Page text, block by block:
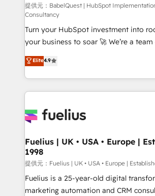
Service Hub, Data Hub and CMS • ISO/
27001:2022, ISO 9001:2015, and ISO
certified - the AI management standard
our AI governance framework, built on
Ready for the next step? Click the 👈 '𝗖𝗼𝗻𝘁𝗮𝗰𝘁
𝗯𝘂𝘀𝗶𝗻𝗲𝘀𝘀' button to get in touch
𝘳𝘦𝘴𝘱𝘰𝘯𝘴𝘪𝘷𝘦)
提供元：BabelQuest | HubSpot
Consultancy
Turn your HubSpot investment into
your business to soar 🚀 We’re a team of accredited
HubSpot experts ready to help you. We can
implement the platform into complex
environments, optimise what you've
sure you can actually use it, build
for you and execute it on HubSpot. We are on the
framework, meaning we've been
HubSpot and vetted by the CCS, which
can support public sector companies
other ones listed in our profile. Our services: -
HubSpot implementation - HubSpot CMS website
Elite4.9
Fuelius | UK • USA • Europe |
1998
提供元：Fuelius | UK • USA • Europe |
Fuelius is a 25-year-old digital
marketing automation and CRM